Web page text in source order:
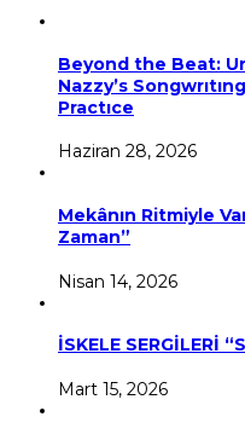
Beyond the Beat:
Nazzy’s
Practıce
Haziran 28, 2026
Mekânın Ritmiyle
Zaman”
Nisan 14, 2026
İSKELE SERGİLERİ
Mart 15, 2026